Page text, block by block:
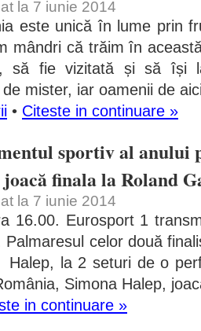
la 7 iunie 2014
este unică în lume prin
mândri că trăim în
să fie vizitată și să își
mister, iar oamenii de
• Citeste in continuare »
sportiv al anului
finala la Roland
la 7 iunie 2014
16.00. Eurosport 1
Palmaresul celor două
la 2 seturi de o
Simona Halep,
in continuare »